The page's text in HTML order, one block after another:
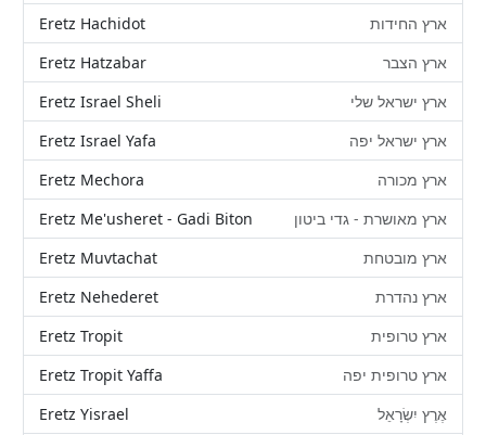
Eretz Hachidot
ארץ החידות
Eretz Hatzabar
ארץ הצבר
Eretz Israel Sheli
ארץ ישראל שלי
Eretz Israel Yafa
ארץ ישראל יפה
Eretz Mechora
ארץ מכורה
Eretz Me'usheret - Gadi Biton
ארץ מאושרת - גדי ביטון
Eretz Muvtachat
ארץ מובטחת
Eretz Nehederet
ארץ נהדרת
Eretz Tropit
ארץ טרופית
Eretz Tropit Yaffa
ארץ טרופית יפה
Eretz Yisrael
אֶרֶץ יִשְׂרָאֵל